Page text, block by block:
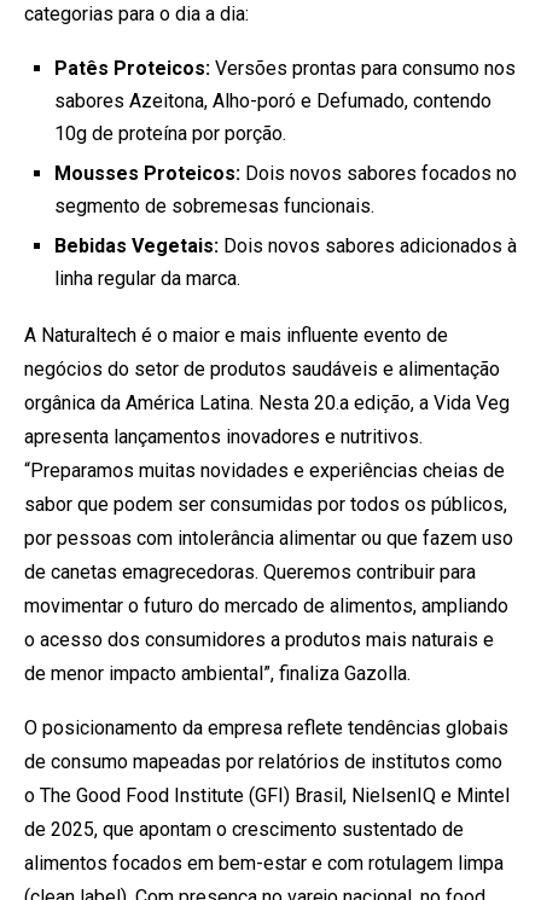
categorias para o dia a dia:
Patês Proteicos: Versões prontas para consumo nos
sabores Azeitona, Alho-poró e Defumado, contendo
10g de proteína por porção.
Mousses Proteicos: Dois novos sabores focados no
segmento de sobremesas funcionais.
Bebidas Vegetais: Dois novos sabores adicionados à
linha regular da marca.
A Naturaltech é o maior e mais influente evento de
negócios do setor de produtos saudáveis e alimentação
orgânica da América Latina. Nesta 20.a edição, a Vida Veg
apresenta lançamentos inovadores e nutritivos.
“Preparamos muitas novidades e experiências cheias de
sabor que podem ser consumidas por todos os públicos,
por pessoas com intolerância alimentar ou que fazem uso
de canetas emagrecedoras. Queremos contribuir para
movimentar o futuro do mercado de alimentos, ampliando
o acesso dos consumidores a produtos mais naturais e
de menor impacto ambiental”, finaliza Gazolla.
O posicionamento da empresa reflete tendências globais
de consumo mapeadas por relatórios de institutos como
o The Good Food Institute (GFI) Brasil, NielsenIQ e Mintel
de 2025, que apontam o crescimento sustentado de
alimentos focados em bem-estar e com rotulagem limpa